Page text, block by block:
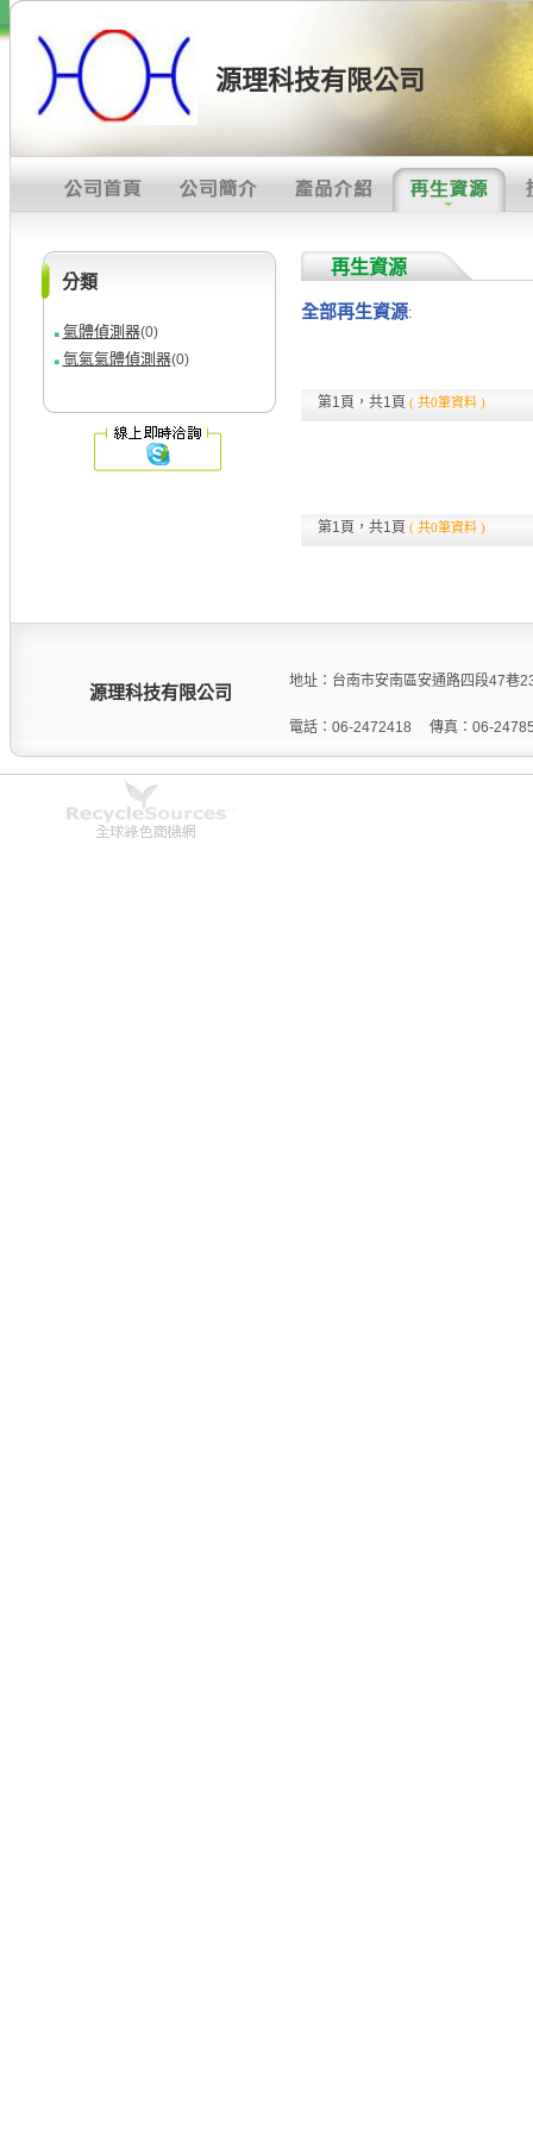
源理科技有限公司
分類
氣體偵測器(0)
氫氣氣體偵測器(0)
再生資源
全部再生資源:
第1頁，共1頁 ( 共0筆資料 )
第1頁，共1頁 ( 共0筆資料 )
源理科技有限公司
地址：台南市安南區安通路四段47巷
電話：06-2472418 傳真：06-